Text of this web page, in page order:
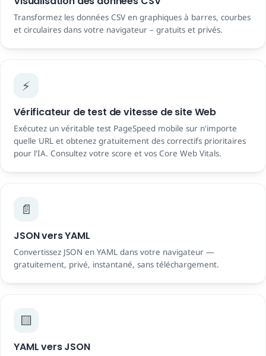
Transformez les données CSV en graphiques à barres, courbes
et circulaires dans votre navigateur – gratuits et privés.
⚡
Vérificateur de test de vitesse de site Web
Exécutez un véritable test PageSpeed ​​mobile sur n'importe
quelle URL et obtenez gratuitement des correctifs prioritaires
pour l'IA. Consultez votre score et vos Core Web Vitals.
📄
JSON vers YAML
Convertissez JSON en YAML dans votre navigateur —
gratuitement, privé, instantané, sans téléchargement.
🟨
YAML vers JSON